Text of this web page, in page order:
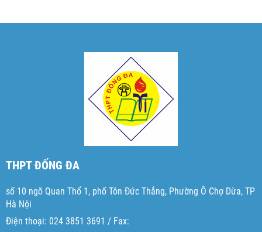
THPT ĐỐNG ĐA
số 10 ngõ Quan Thổ 1, phố Tôn Đức Thắng, Phường Ô Chợ Dừa, TP
Hà Nội
Điện thoại: 024 3851 3691 / Fax: